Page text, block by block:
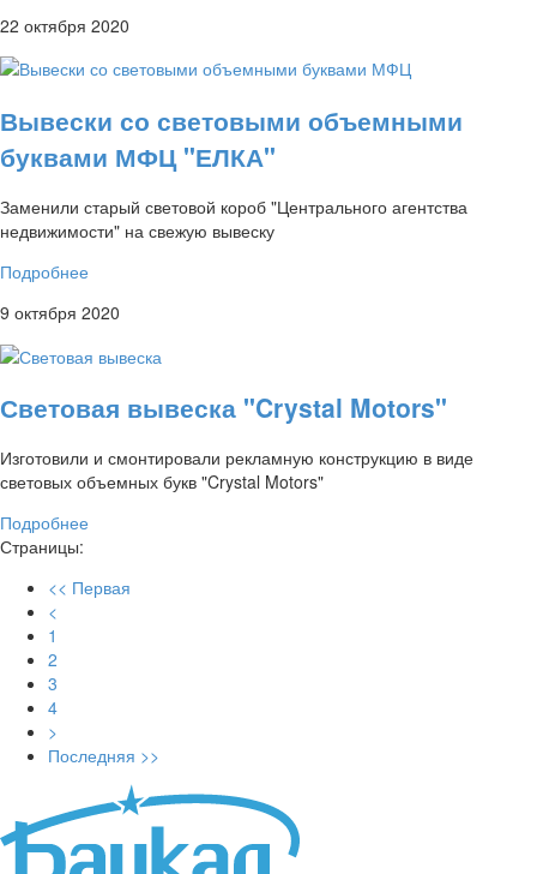
22 октября 2020
Вывески со световыми объемными
буквами МФЦ "ЕЛКА"
Заменили старый световой короб "Центрального агентства
недвижимости" на свежую вывеску
Подробнее
9 октября 2020
Световая вывеска "Crystal Motors"
Изготовили и смонтировали рекламную конструкцию в виде
световых объемных букв "Crystal Motors"
Подробнее
Страницы:
<< Первая
<
1
2
3
4
>
Последняя >>